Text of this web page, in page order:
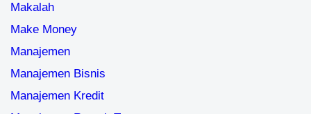
Makalah
Make Money
Manajemen
Manajemen Bisnis
Manajemen Kredit